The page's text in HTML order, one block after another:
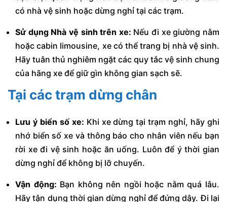
có nhà vệ sinh hoặc dừng nghỉ tại các trạm.
Sử dụng Nhà vệ sinh trên xe: Nếu đi xe giường nằm
hoặc cabin limousine, xe có thể trang bị nhà vệ sinh.
Hãy tuân thủ nghiêm ngặt các quy tắc vệ sinh chung
của hãng xe để giữ gìn không gian sạch sẽ.
Tại các trạm dừng chân
Lưu ý biển số xe: Khi xe dừng tại trạm nghỉ, hãy ghi
nhớ biển số xe và thông báo cho nhân viên nếu bạn
rời xe đi vệ sinh hoặc ăn uống. Luôn để ý thời gian
dừng nghỉ để không bị lỡ chuyến.
Vận động: Bạn không nên ngồi hoặc nằm quá lâu.
Hãy tận dụng thời gian dừng nghỉ để đứng dậy. Đi lại